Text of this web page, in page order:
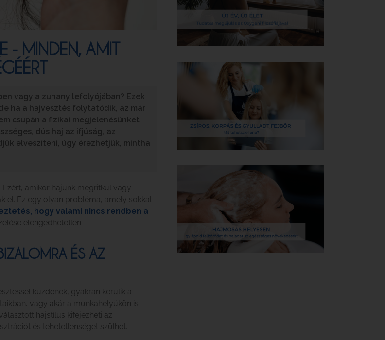
- MINDEN, AMIT
vagy a zuhany lefolyójában? Ezek
ha a hajvesztés folytatódik, az már
csupán a fizikai megjelenésünket
dús haj az ifjúság, az
elveszíteni, úgy érezhetjük, mintha
amikor hajunk megritkul vagy
el. Ez egy olyan probléma, amely sokkal
hogy valami nincs rendben a
elengedhetetlen.
ÉS AZ
küzdenek, gyakran kerülik a
vagy akár a munkahelyükön is
hajstílus kifejezheti az
és tehetetlenséget szülhet.